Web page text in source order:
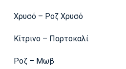
Χρυσό – Ροζ Χρυσό
Κίτρινο – Πορτοκαλί
Ροζ – Μωβ